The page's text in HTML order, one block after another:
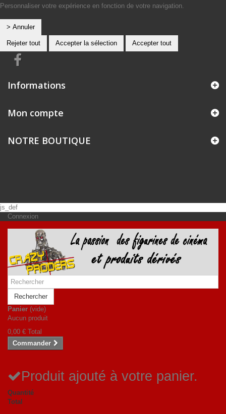
Personnaliser votre expérience en fonction de votre navigation.
> Annuler
Rejeter tout Accepter la sélection Accepter tout
Informations
Mon compte
NOTRE BOUTIQUE
js_def
Connexion
Rechercher
Panier (vide)
Aucun produit
0,00 € Total
Commander
Produit ajouté à votre panier.
Quantité
Total